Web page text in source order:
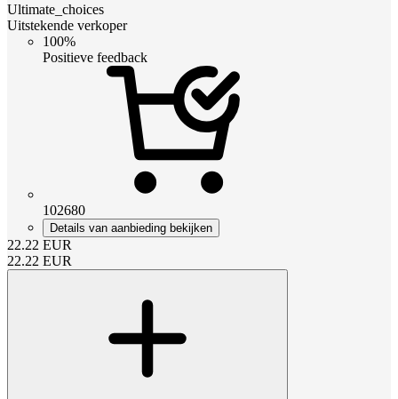
Ultimate_choices
Uitstekende verkoper
100%
Positieve feedback
102680
Details van aanbieding bekijken
22.22 EUR
22.22 EUR